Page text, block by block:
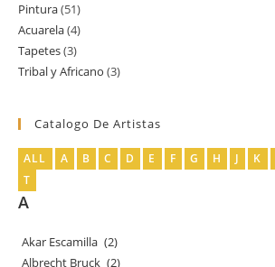
producto
Pintura 5151
productos
Acuarela 44
productos
Tapetes 33
productos
Tribal y Africano 33
Catalogo De Artistas
ALL A B C D E F G H J K
T
A
Akar Escamilla (2)
Albrecht Bruck (2)